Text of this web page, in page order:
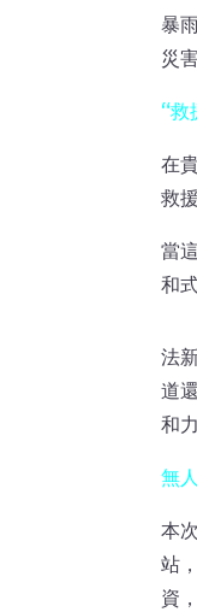
暴
災
“救
在
救
當
和
法
道
和
無
本
站
資